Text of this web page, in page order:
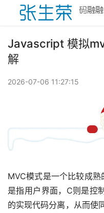
Javascript 模拟
解
2026-07-06 11:27:15
MVC模式是一个比较成
是指用户界面，C则是控
的实现代码分离，从而使